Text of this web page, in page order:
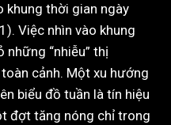
khung thời gian ngày
Việc nhìn vào khung
“nhiễu” thị
cảnh. Một xu hướng
biểu đồ tuần là tín hiệu
đợt tăng nóng chỉ trong